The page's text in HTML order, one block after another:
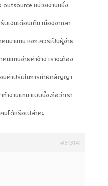
outsource หน่วยงานหนึ่ง
เงินเดือนเต็ม เนื่องจากลา
มาแทน หจก.ควรเป็นผู้จ่าย
นแทนจ่ายค่าจ้าง เราจะต้อง
มค่าปรับในการทำผิดสัญญา
ทำงานแทน แบบนี้จะถือว่าเรา
มได้หรือเปล่าคะ
#313141